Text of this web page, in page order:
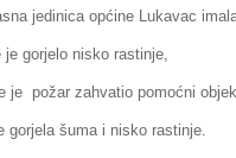
jedinica općine Lukavac
gorjelo nisko rastinje,
je požar zahvatio pomoćni
gorjela šuma i nisko rastinje.